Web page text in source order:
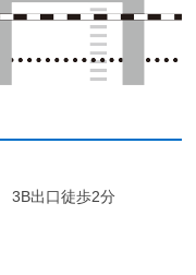
3B出口徒歩2分